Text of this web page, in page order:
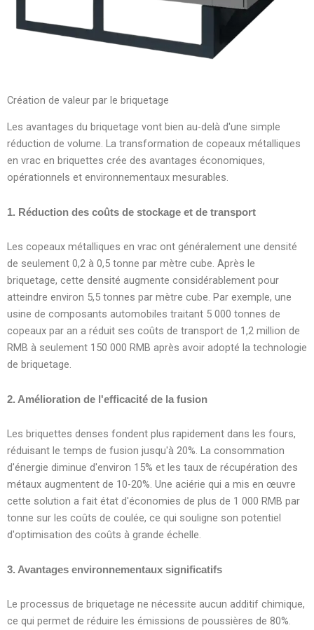
Création de valeur par le briquetage
Les avantages du briquetage vont bien au-delà d'une simple
réduction de volume. La transformation de copeaux métalliques
en vrac en briquettes crée des avantages économiques,
opérationnels et environnementaux mesurables.
1. Réduction des coûts de stockage et de transport
Les copeaux métalliques en vrac ont généralement une densité
de seulement 0,2 à 0,5 tonne par mètre cube. Après le
briquetage, cette densité augmente considérablement pour
atteindre environ 5,5 tonnes par mètre cube. Par exemple, une
usine de composants automobiles traitant 5 000 tonnes de
copeaux par an a réduit ses coûts de transport de 1,2 million de
RMB à seulement 150 000 RMB après avoir adopté la technologie
de briquetage.
2. Amélioration de l'efficacité de la fusion
Les briquettes denses fondent plus rapidement dans les fours,
réduisant le temps de fusion jusqu'à 20%. La consommation
d'énergie diminue d'environ 15% et les taux de récupération des
métaux augmentent de 10-20%. Une aciérie qui a mis en œuvre
cette solution a fait état d'économies de plus de 1 000 RMB par
tonne sur les coûts de coulée, ce qui souligne son potentiel
d'optimisation des coûts à grande échelle.
3. Avantages environnementaux significatifs
Le processus de briquetage ne nécessite aucun additif chimique,
ce qui permet de réduire les émissions de poussières de 80%.